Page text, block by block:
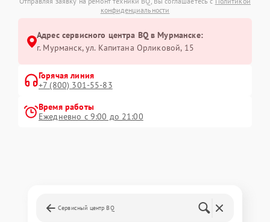
конфиденциальности
Адрес сервисного центра BQ в Мурманске:
г. Мурманск, ул. Капитана Орликовой, 15
Горячая линия
+7 (800) 301-55-83
Время работы
Ежедневно с 9:00 до 21:00
Сервисный центр BQ